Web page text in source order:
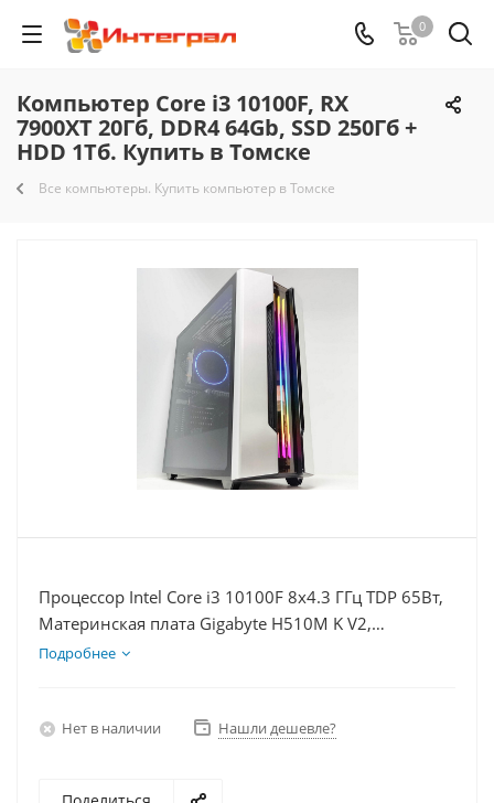
0
Компьютер Core i3 10100F, RX
7900XT 20Гб, DDR4 64Gb, SSD 250Гб +
HDD 1Тб. Купить в Томске
Все компьютеры. Купить компьютер в Томске
Процессор Intel Core i3 10100F 8x4.3 ГГц TDP 65Вт,
Материнская плата Gigabyte H510M K V2,
Видеокарта RX 7900XT 20Гб, Память DDR4 64Gb,
Подробнее
Нет в наличии Нашли дешевле?